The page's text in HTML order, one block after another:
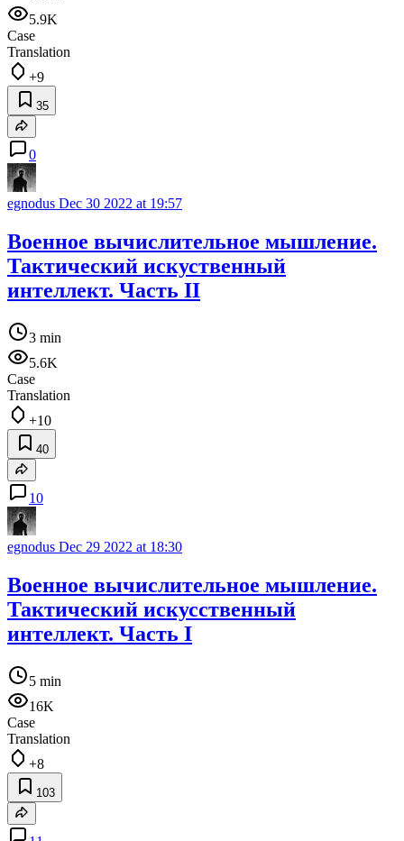
5.9K
Case
Translation
+9
35
0
egnodus Dec 30 2022 at 19:57
Военное вычислительное мышление.
Тактический искуственный
интеллект. Часть II
3 min
5.6K
Case
Translation
+10
40
10
egnodus Dec 29 2022 at 18:30
Военное вычислительное мышление.
Тактический искусcтвенный
интеллект. Часть I
5 min
16K
Case
Translation
+8
103